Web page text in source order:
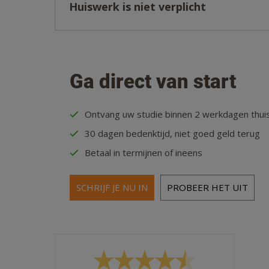
Huiswerk is niet verplicht
Ga direct van start
Ontvang uw studie binnen 2 werkdagen
30 dagen bedenktijd, niet goed geld terug
Betaal in termijnen of ineens
SCHRIJF JE NU IN PROBEER HET UIT